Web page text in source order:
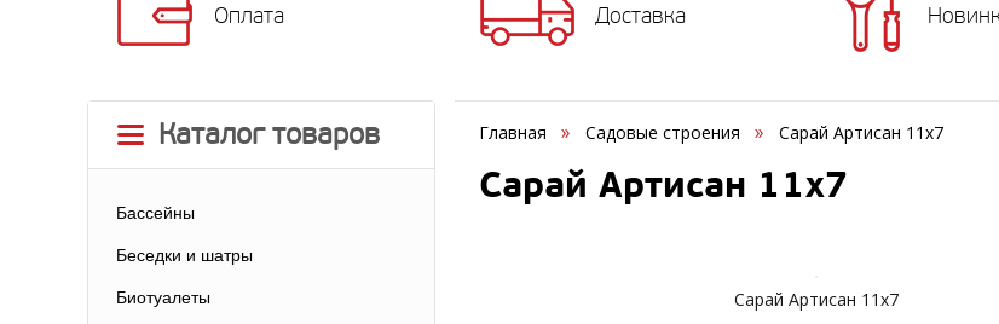
Оплата Доставка
Каталог товаров
Бассейны
Беседки и шатры
Биотуалеты
Главная Садовые строения Сарай Артисан 11х7
Сарай Артисан 11х7
Сарай Артисан 11х7